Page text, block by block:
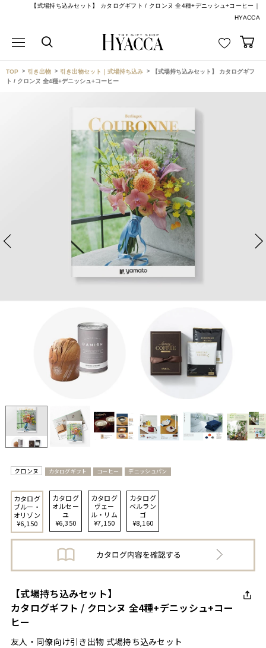
【式場持ち込みセット】 カタログギフト / クロンヌ 全4種+デニッシュ+コーヒー｜
HYACCA
TOP 引き出物 引き出物セット｜式場持ち込み
【式場持ち込みセット】 カタログギフ
ト / クロンヌ 全4種+デニッシュ+コーヒー
クロンヌ カタログギフト コーヒー デニッシュパン
カタログ
ブルー・
オリゾン
¥6,150
カタログ
オルセー
ユ
¥6,350
カタログ
ヴェー
ル・リム
¥7,150
カタログ
ベルラン
ゴ
¥8,160
【式場持ち込みセット】
カタログギフト / クロンヌ 全4種+デニッシュ+コー
ヒー
友人・同僚向け引き出物 式場持ち込みセット